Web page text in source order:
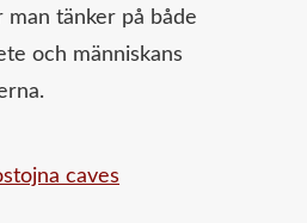
man tänker på både
och människans